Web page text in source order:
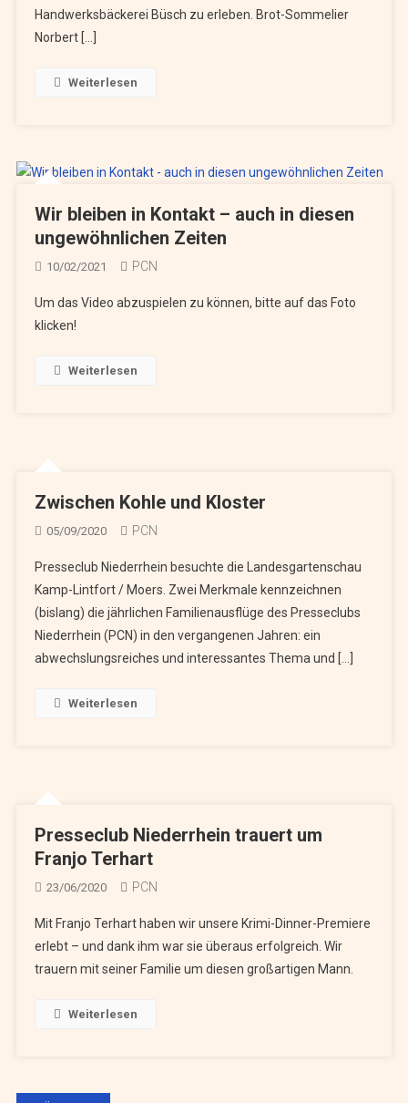
Handwerksbäckerei Büsch zu erleben. Brot-Sommelier
Norbert […]
Weiterlesen
Wir bleiben in Kontakt – auch in diesen
ungewöhnlichen Zeiten
10/02/2021 PCN
Um das Video abzuspielen zu können, bitte auf das Foto
klicken!
Weiterlesen
Zwischen Kohle und Kloster
05/09/2020 PCN
Presseclub Niederrhein besuchte die Landesgartenschau
Kamp-Lintfort / Moers. Zwei Merkmale kennzeichnen
(bislang) die jährlichen Familien­ausflüge des Presseclubs
Niederrhein (PCN) in den vergangenen Jahren: ein
abwechslungsreiches und interessantes Thema und […]
Weiterlesen
Presseclub Niederrhein trauert um
Franjo Terhart
23/06/2020 PCN
Mit Franjo Terhart haben wir unsere Krimi-Dinner-Premiere
erlebt – und dank ihm war sie überaus erfolgreich. Wir
trauern mit seiner Familie um diesen großartigen Mann.
Weiterlesen